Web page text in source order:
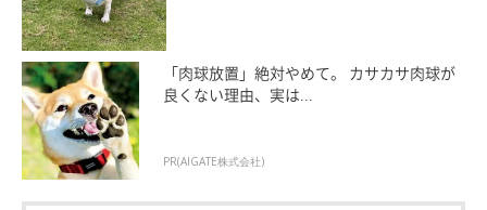
「肉球放置」絶対やめて。 カサカサ肉球が
良くない理由、実は...
PR(AIGATE株式会社)